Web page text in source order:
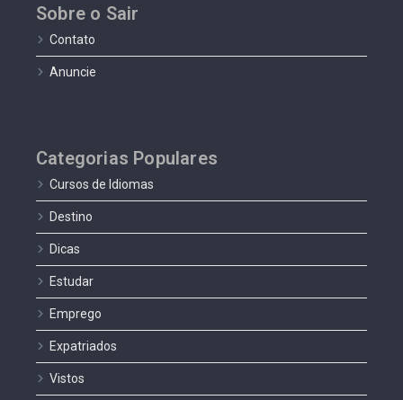
Sobre o Sair
Contato
Anuncie
Categorias Populares
Cursos de Idiomas
Destino
Dicas
Estudar
Emprego
Expatriados
Vistos